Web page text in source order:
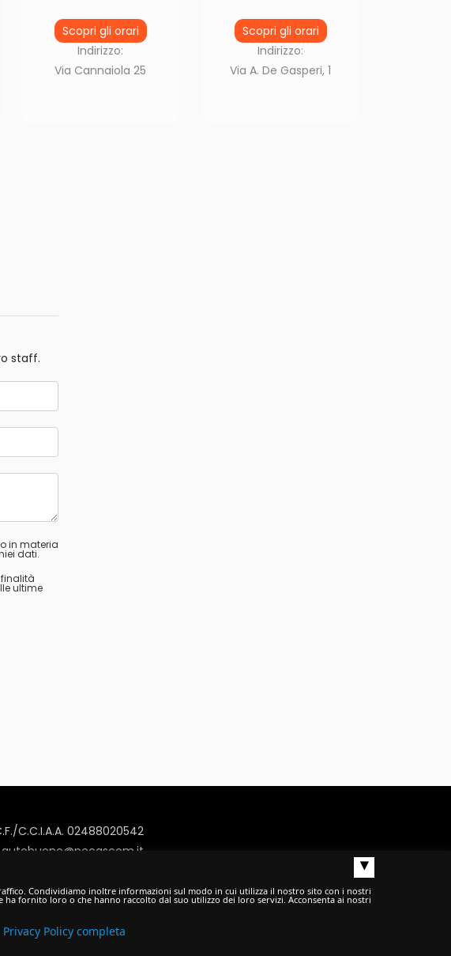
Scopri gli orari
Indirizzo:
Via Cannaiola 25
Scopri gli orari
Indirizzo:
Via A. De Gasperi, 1
staff.
in materia
dati.
ultime
C.C.I.A.A. 02488020542
autobuono@pecascom.it
▴
Condividiamo inoltre informazioni sul modo in cui utilizza il nostro sito con i nostri
fornito loro o che hanno raccolto dal suo utilizzo dei loro servizi. Acconsenta ai nostri
Privacy Policy completa